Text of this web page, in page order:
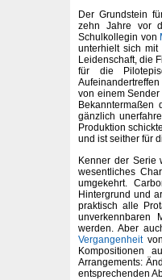
Der Grundstein
zehn Jahre vor
Schulkollegin von
unterhielt sich mit
Leidenschaft, die
für die
von einem
gänzlich
Produktion
und ist seither für
Kenner der Serie
wesentliches
umgekehrt.
Hintergrund und
praktisch alle
unverkennbaren
werden. Aber
Vergangenheitvon
Kompositionen
Arrangements:
entsprechenden